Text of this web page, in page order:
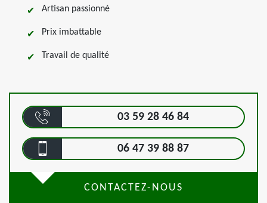
Artisan passionné
Prix imbattable
Travail de qualité
03 59 28 46 84
06 47 39 88 87
CONTACTEZ-NOUS